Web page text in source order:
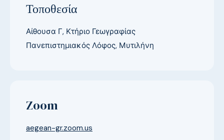
Τοποθεσία
Αίθουσα Γ, Κτήριο Γεωγραφίας
Πανεπιστημιακός Λόφος, Μυτιλήνη
Zoom
aegean-gr.zoom.us